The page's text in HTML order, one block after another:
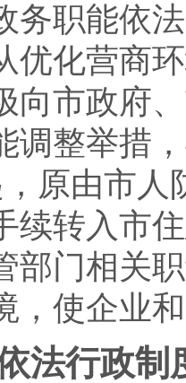
职能依法
优化营商
向市政府
调整举措
原由市
续转入市
部门相关
，使企业
行政制